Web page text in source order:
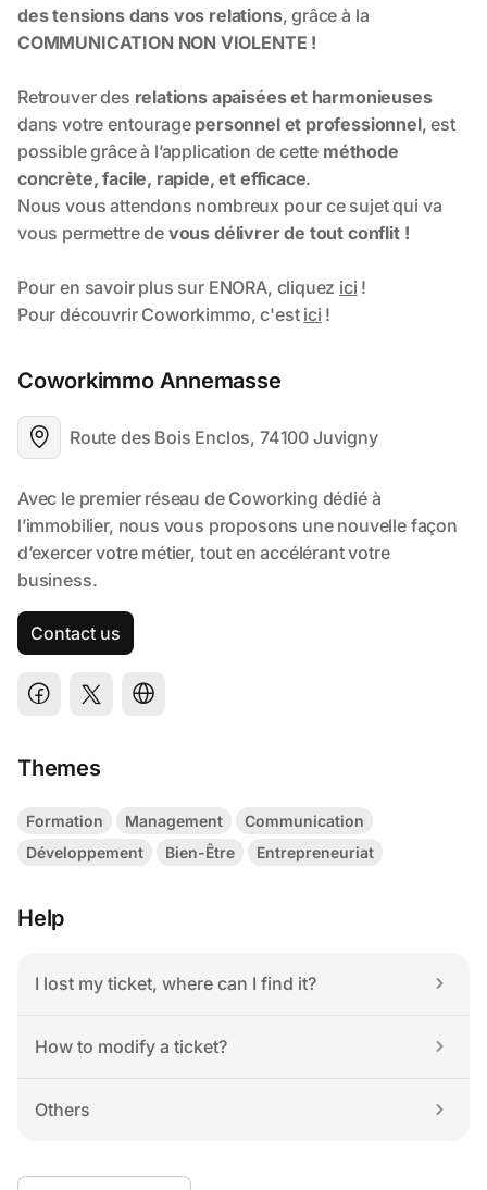
Coworkimmo Annemasse
Route des Bois Enclos, 74100 Juvigny
Contact us
Themes
Formation Management
Communication
Développement
Bien-Être Entrepreneuriat
Help
I lost my ticket, where can I find it?
How to modify a ticket?
Others